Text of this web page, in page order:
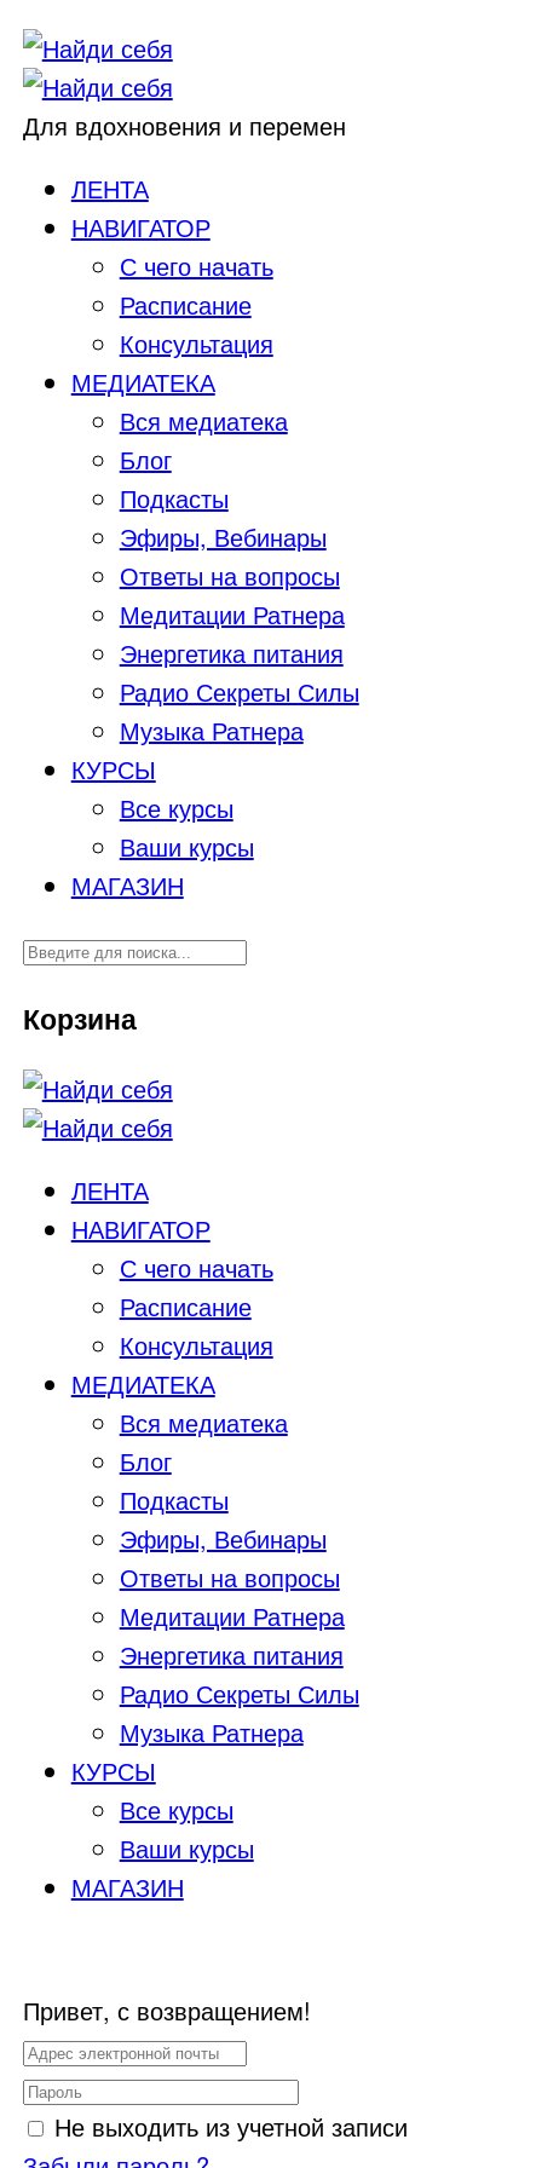
Для вдохновения и перемен
ЛЕНТА
НАВИГАТОР
С чего начать
Расписание
Консультация
МЕДИАТЕКА
Вся медиатека
Блог
Подкасты
Эфиры, Вебинары
Ответы на вопросы
Медитации Ратнера
Энергетика питания
Радио Секреты Силы
Музыка Ратнера
КУРСЫ
Все курсы
Ваши курсы
МАГАЗИН
Корзина
ЛЕНТА
НАВИГАТОР
С чего начать
Расписание
Консультация
МЕДИАТЕКА
Вся медиатека
Блог
Подкасты
Эфиры, Вебинары
Ответы на вопросы
Медитации Ратнера
Энергетика питания
Радио Секреты Силы
Музыка Ратнера
КУРСЫ
Все курсы
Ваши курсы
МАГАЗИН
Привет, с возвращением!
Не выходить из учетной записи